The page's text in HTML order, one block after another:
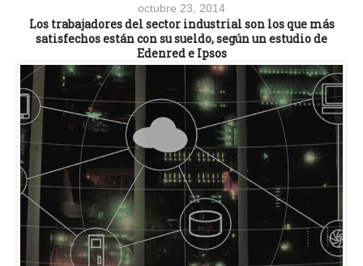
octubre 23, 2014
Los trabajadores del sector industrial son los que más
satisfechos están con su sueldo, según un estudio de
Edenred e Ipsos